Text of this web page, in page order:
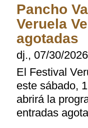
Pancho
Veruela
agotadas
dj., 07/30/
El Festival
este sábado,
abrirá la
entradas